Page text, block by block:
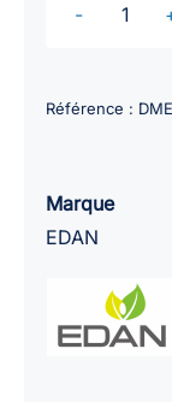
Référence :
Marque
EDAN